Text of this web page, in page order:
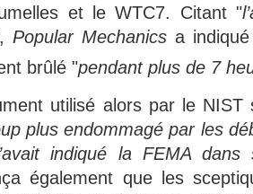
et le WTC7. Citant "
Popular Mechanics a
brûlé "pendant plus de 7
utilisé alors par le NIST
plus endommagé par les
indiqué la FEMA dans
également que les